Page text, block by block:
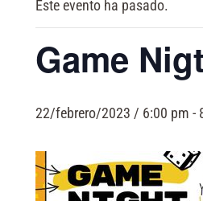
Este evento ha pasado.
Game
22/febrero/2023 / 6:00 pm -